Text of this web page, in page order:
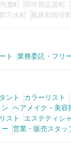
ター 営業・販
ス
灘町 羽咋郡志賀町
穴水町 鳳珠郡能登
ト 業務委託・フリ
ント
カラーリスト
ヘアメイク・美容
スト
エステティシ
営業・販売スタッ